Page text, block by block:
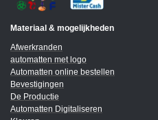
Materiaal & mogelijkheden
Afwerkranden
automatten met logo
Automatten online bestellen
Bevestigingen
De Productie
Automatten Digitaliseren